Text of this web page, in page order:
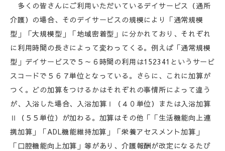
多くの皆さんにご利用いただいているデイサービス（通所
介護）の場合、そのデイサービスの規模により「通常規模
型」「大規模型」「地域密着型」に分かれており、それぞれ
に利用時間の長さによって変わってくる。例えば「通常規模
型」デイサービスで５～６時間の利用は152341というサービ
スコードで５６７単位となっている。さらに、これに加算が
つく。どの加算をつけるかはそれぞれの事情所によって違う
が、入浴した場合、入浴加算Ⅰ（４０単位）または入浴加算
Ⅱ（５５単位）が加わる。加算はその他「「生活機能向上連
携加算」「ADL機能維持加算」「栄養アセスメント加算」
「口腔機能向上加算」等があり、介護報酬が改定になるたび